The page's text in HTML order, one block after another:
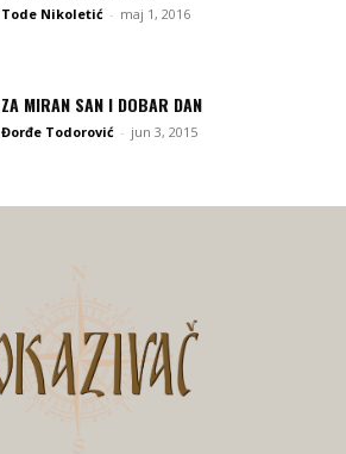
Tode Nikoletić - maj 1, 2016
ZA MIRAN SAN I DOBAR DAN
Đorđe Todorović - jun 3, 2015